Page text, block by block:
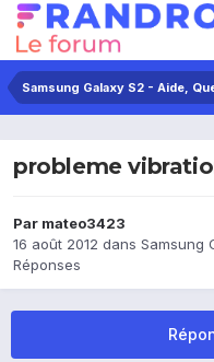
Samsung Galaxy S2 - Aide,
probleme
Par mateo3423
16 août 2012 dans Samsung
Réponses